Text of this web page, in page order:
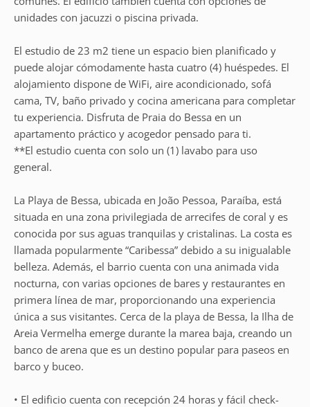
unidades con jacuzzi o piscina privada.
El estudio de 23 m2 tiene un espacio bien planificado y
puede alojar cómodamente hasta cuatro (4) huéspedes. El
alojamiento dispone de WiFi, aire acondicionado, sofá
cama, TV, baño privado y cocina americana para completar
tu experiencia. Disfruta de Praia do Bessa en un
apartamento práctico y acogedor pensado para ti.
**El estudio cuenta con solo un (1) lavabo para uso
general.
La Playa de Bessa, ubicada en João Pessoa, Paraíba, está
situada en una zona privilegiada de arrecifes de coral y es
conocida por sus aguas tranquilas y cristalinas. La costa es
llamada popularmente “Caribessa” debido a su inigualable
belleza. Además, el barrio cuenta con una animada vida
nocturna, con varias opciones de bares y restaurantes en
primera línea de mar, proporcionando una experiencia
única a sus visitantes. Cerca de la playa de Bessa, la Ilha de
Areia Vermelha emerge durante la marea baja, creando un
banco de arena que es un destino popular para paseos en
barco y buceo.
• El edificio cuenta con recepción 24 horas y fácil check-